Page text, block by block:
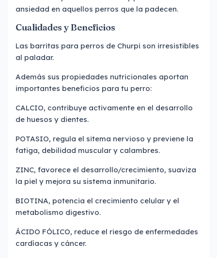
ansiedad en aquellos perros que la padecen.
Cualidades y Beneficios
Las barritas para perros de Churpi son irresistibles
al paladar.
Además sus propiedades nutricionales aportan
importantes beneficios para tu perro:
CALCIO, contribuye activamente en el desarrollo
de huesos y dientes.
POTASIO, regula el sitema nervioso y previene la
fatiga, debilidad muscular y calambres.
ZINC, favorece el desarrollo/crecimiento, suaviza
la piel y mejora su sistema inmunitario.
BIOTINA, potencia el crecimiento celular y el
metabolismo digestivo.
ÁCIDO FÓLICO, reduce el riesgo de enfermedades
cardíacas y cáncer.